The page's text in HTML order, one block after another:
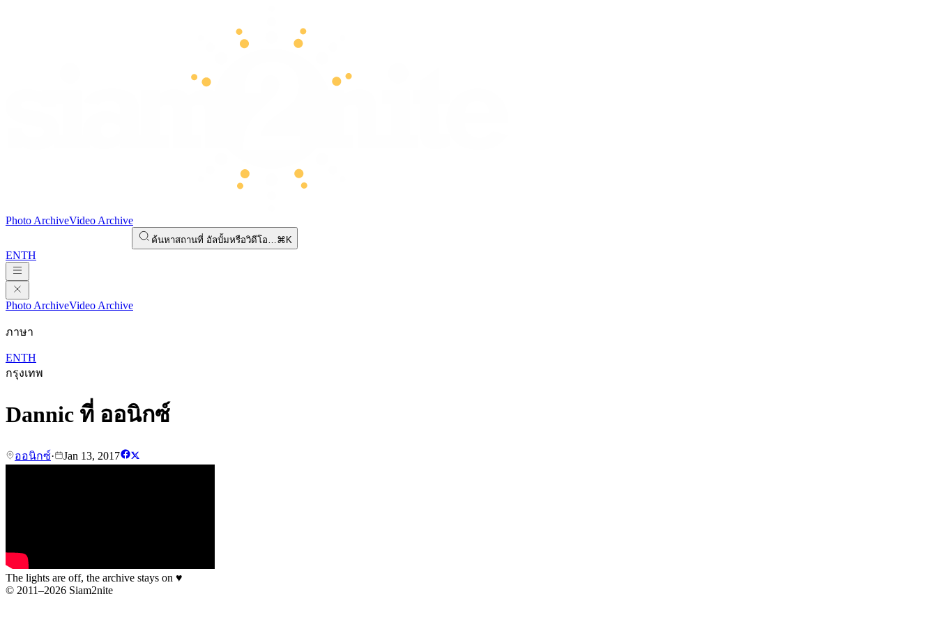
Photo ArchiveVideo Archive
ค้นหาสถานที่ อัลบั้มหรือวิดีโอ…⌘K
ENTH
Photo ArchiveVideo Archive
ภาษา
ENTH
กรุงเทพ
Dannic ที่ ออนิกซ์
ออนิกซ์· Jan 13, 2017
The lights are off, the archive stays on ♥
© 2011–2026 Siam2nite